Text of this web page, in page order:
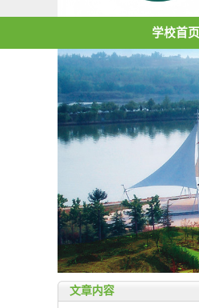
学校首页
文章内容